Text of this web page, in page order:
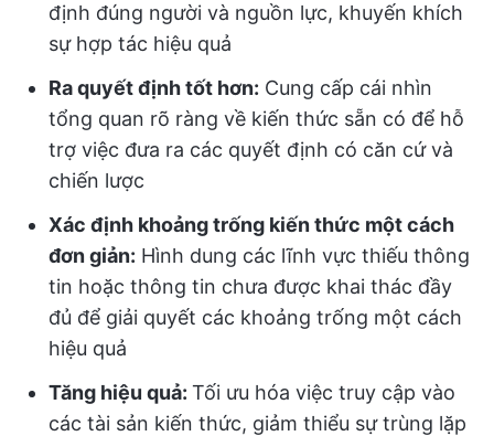
định đúng người và nguồn lực, khuyến khích
sự hợp tác hiệu quả
Ra quyết định tốt hơn: Cung cấp cái nhìn
tổng quan rõ ràng về kiến thức sẵn có để hỗ
trợ việc đưa ra các quyết định có căn cứ và
chiến lược
Xác định khoảng trống kiến thức một cách
đơn giản: Hình dung các lĩnh vực thiếu thông
tin hoặc thông tin chưa được khai thác đầy
đủ để giải quyết các khoảng trống một cách
hiệu quả
Tăng hiệu quả: Tối ưu hóa việc truy cập vào
các tài sản kiến thức, giảm thiểu sự trùng lặp